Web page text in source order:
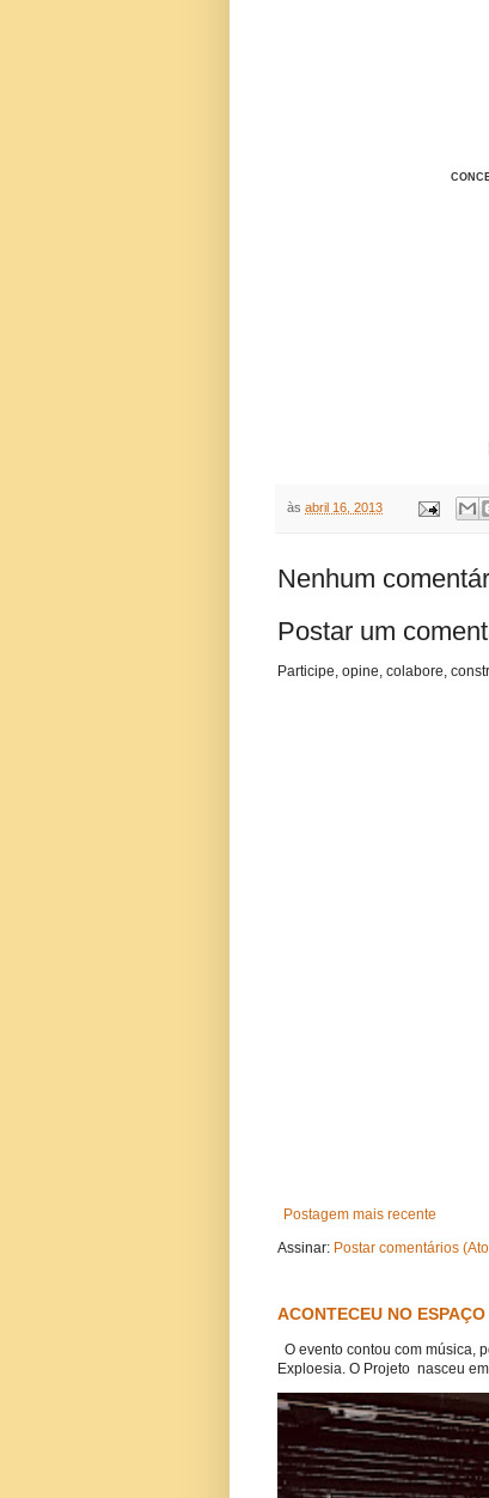
http://
às abril 16, 2013
Nenhum
Postar um
Participe, opine, colabore,
Postagem mais recente
Assinar: Postar comentários
ACONTECEU NO
O evento contou com música,
Exploesia. O Projeto nasceu